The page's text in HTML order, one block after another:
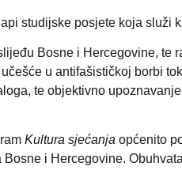
studijske posjete koja služi
Bosne i Hercegovine,
u antifašističkoj borbi
te objektivno
Kultura sjećanja općenito
i Hercegovine.